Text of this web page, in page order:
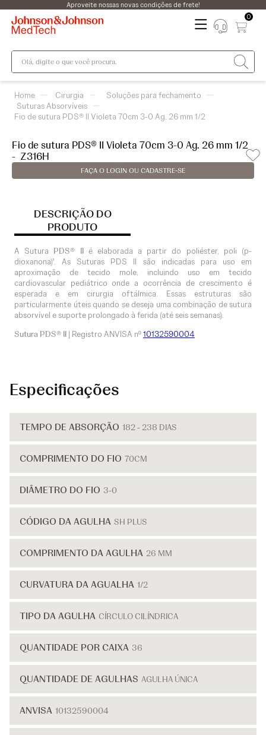
Aproveite nossas novas condições de frete!
0
Olá, digite o que você procura.
Cirurgia
Soluções para fechamento
Suturas Absorvíveis
Fio de sutura PDS® II Violeta 70cm 3-0 Ag. 26 mm 1/2
Fio de sutura PDS® II Violeta 70cm 3-0 Ag. 26 mm 1/2
- Z316H
FAÇA O LOGIN OU CADASTRE-SE
DESCRIÇÃO DO
PRODUTO
A Sutura PDS® IIé elaborada a partir do poliéster, poli (p-
dioxanona)¹. As Suturas PDS II são indicadas para uso em
aproximação de tecido mole, incluindo uso em tecido
cardiovascular pediátrico onde a ocorrência de crescimento é
esperada e em cirurgia oftálmica. Essas estruturas são
particularmente úteis quando se deseja uma combinação de sutura
absorvível e suporte prolongado à ferida (até seis semanas).
Sutura PDS® II | Registro ANVISA nº10132590004
Especificações
TEMPO DE ABSORÇÃO 182 - 238 DIAS
COMPRIMENTO DO FIO 70CM
DIÂMETRO DO FIO 3-0
CÓDIGO DA AGULHA SH PLUS
COMPRIMENTO DA AGULHA 26 MM
CURVATURA DA AGUALHA 1/2
TIPO DA AGULHA CÍRCULO CILÍNDRICA
QUANTIDADE POR CAIXA 36
QUANTIDADE DE AGULHAS AGULHA ÚNICA
ANVISA 10132590004